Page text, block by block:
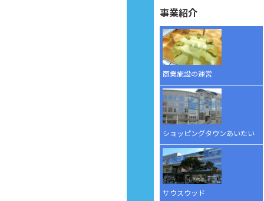
事業紹介
商業施設の運営
ショッピングタウンあいたい
サウスウッド